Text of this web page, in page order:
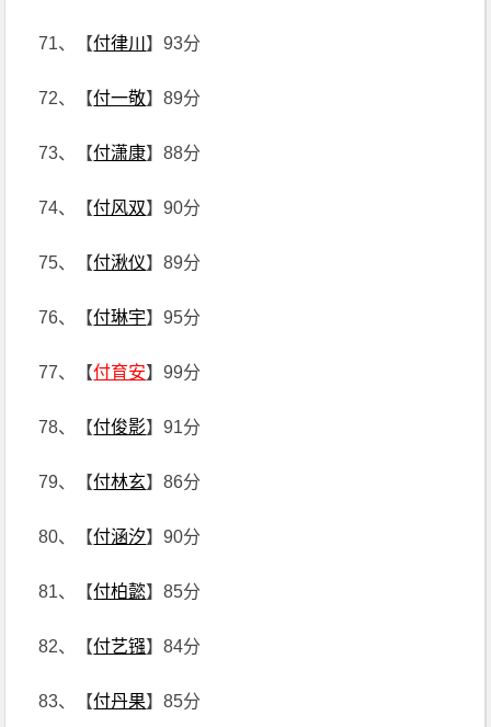
71、【付律川 】93分
72、【付一敬】89分
73、【付潇康】88分
74、【付风双】90分
75、【付湫仪】89分
76、【付琳宇】95分
77、【付育安】99分
78、【付俊影】91分
79、【付林玄】86分
80、【付涵汐】90分
81、【付柏懿】85分
82、【付艺镪】84分
83、【付丹果】85分